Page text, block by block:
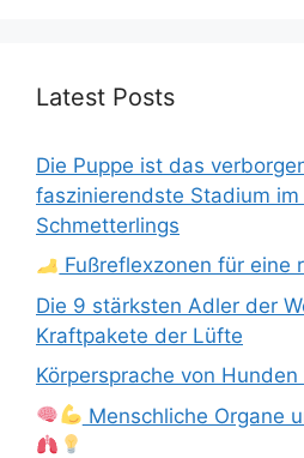
Latest Posts
Die Puppe ist das
faszinierendste Stadium
Schmetterlings
Fußreflexzonen für eine
Die 9 stärksten Adler der
Kraftpakete der Lüfte
Körpersprache von
Menschliche Organe